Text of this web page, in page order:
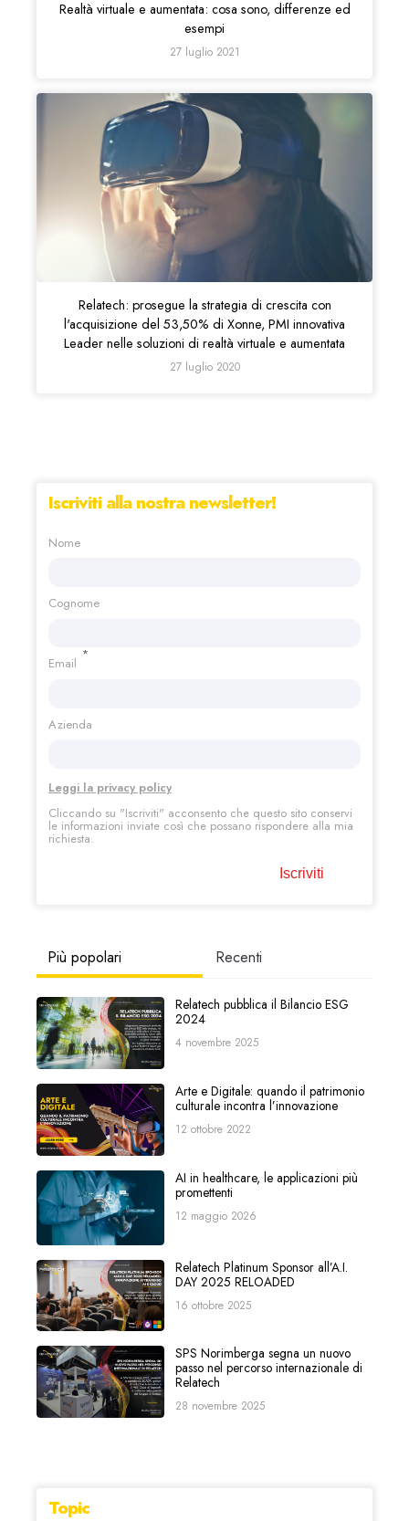
Realtà virtuale e aumentata: cosa sono, differenze ed
esempi
27 luglio 2021
Relatech: prosegue la strategia di crescita con
l'acquisizione del 53,50% di Xonne, PMI innovativa
Leader nelle soluzioni di realtà virtuale e aumentata
27 luglio 2020
Iscriviti alla nostra newsletter!
Nome
Cognome
Email
*
Azienda
Leggi la privacy policy
Cliccando su "Iscriviti" acconsento che questo sito conservi
le informazioni inviate così che possano rispondere alla mia
richiesta.
Più popolari Recenti
Relatech pubblica il Bilancio ESG
2024
4 novembre 2025
Arte e Digitale: quando il patrimonio
culturale incontra l’innovazione
12 ottobre 2022
AI in healthcare, le applicazioni più
promettenti
12 maggio 2026
Relatech Platinum Sponsor all’A.I.
DAY 2025 RELOADED
16 ottobre 2025
SPS Norimberga segna un nuovo
passo nel percorso internazionale di
Relatech
28 novembre 2025
Topic